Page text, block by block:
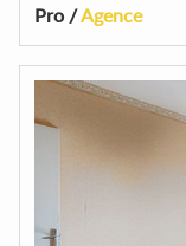
Pro /Agence